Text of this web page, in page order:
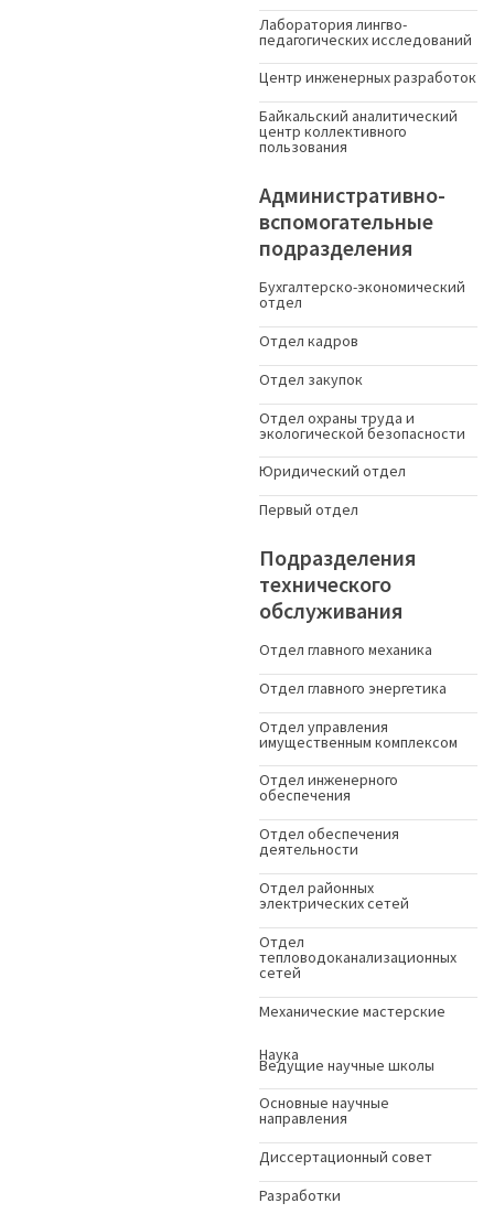
Лаборатория лингво-
педагогических исследований
Центр инженерных разработок
Байкальский аналитический
центр коллективного
пользования
Административно-
вспомогательные
подразделения
Бухгалтерско-экономический
отдел
Отдел кадров
Отдел закупок
Отдел охраны труда и
экологической безопасности
Юридический отдел
Первый отдел
Подразделения
технического
обслуживания
Отдел главного механика
Отдел главного энергетика
Отдел управления
имущественным комплексом
Отдел инженерного
обеспечения
Отдел обеспечения
деятельности
Отдел районных
электрических сетей
Отдел
тепловодоканализационных
сетей
Механические мастерские
Наука
Ведущие научные школы
Основные научные
направления
Диссертационный совет
Разработки